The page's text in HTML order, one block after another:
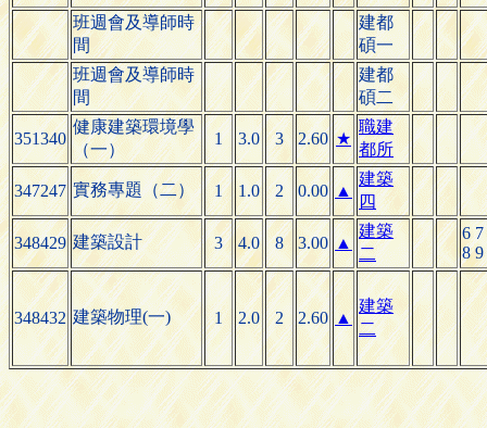
班週會及導師時
間
建都
碩一
班週會及導師時
間
建都
碩二
351340
健康建築環境學
（一）
1 3.0 3 2.60 ★
職建
都所
347247 實務專題（二） 1 1.0 2 0.00 ▲
建築
四
348429 建築設計 3 4.0 8 3.00 ▲
建築
二
6 7
8 9
348432 建築物理(一) 1 2.0 2 2.60 ▲
建築
二